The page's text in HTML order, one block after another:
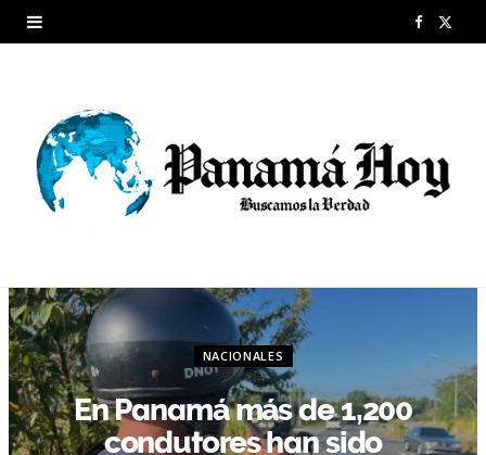
F
b
)
NACIONALES
En Panamá más de 1,200
condutores han sido